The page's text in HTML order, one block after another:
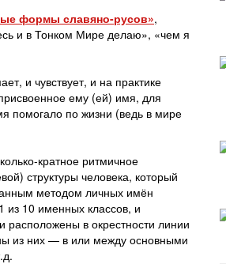
формы славяно-русов»,
и в Тонком Мире делаю», «чем я
и чувствует, и на практике
ему (ей) имя, для
помогало по жизни (ведь в мире
кратное ритмичное
структуры человека, который
методом личных имён
из 10 именных классов, и
расположены в окрестности линии
из них — в или между основными